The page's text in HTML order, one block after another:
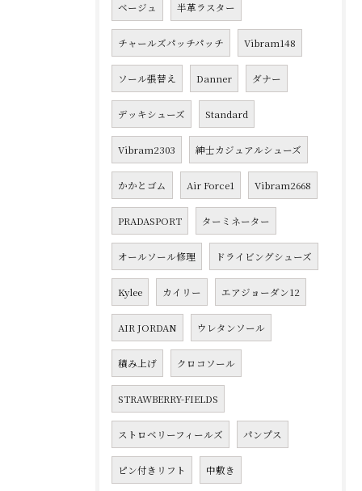
ベージュ 半革ラスター
チャールズパッチパッチ Vibram148
ソール張替え Danner ダナー
デッキシューズ Standard
Vibram2303 紳士カジュアルシューズ
かかとゴム Air Force1 Vibram2668
PRADASPORT ターミネーター
オールソール修理 ドライビングシューズ
Kylee カイリー エアジョーダン12
AIR JORDAN ウレタンソール
積み上げ クロコソール
STRAWBERRY-FIELDS
ストロベリーフィールズ パンプス
ピン付きリフト 中敷き